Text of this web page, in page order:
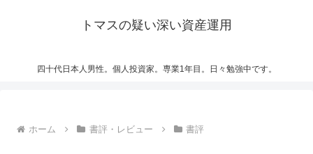
トマスの疑い深い資産運用
四十代日本人男性。個人投資家。専業1年目。日々勉強中です。
ホーム 書評・レビュー 書評